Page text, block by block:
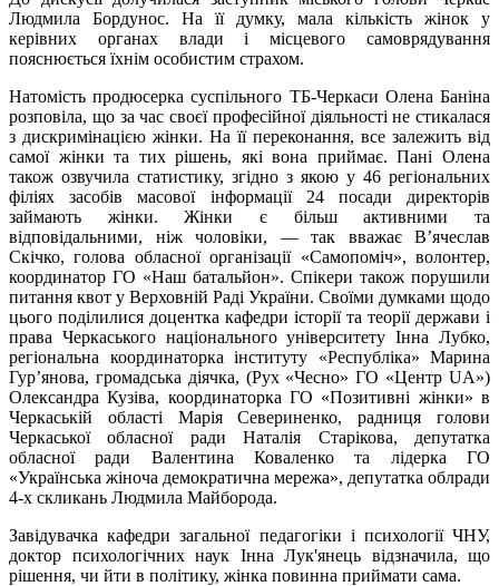
Людмила Бордунос. На її думку, мала кількість жінок у
керівних органах влади і місцевого самоврядування
пояснюється їхнім особистим страхом.
Натомість продюсерка суспільного ТБ-Черкаси Олена Баніна
розповіла, що за час своєї професійної діяльності не стикалася
з дискримінацією жінки. На її переконання, все залежить від
самої жінки та тих рішень, які вона приймає. Пані Олена
також озвучила статистику, згідно з якою у 46 регіональних
філіях засобів масової інформації 24 посади директорів
займають жінки. Жінки є більш активними та
відповідальними, ніж чоловіки, — так вважає В’ячеслав
Скічко, голова обласної організації «Самопоміч», волонтер,
координатор ГО «Наш батальйон». Спікери також порушили
питання квот у Верховній Раді України. Своїми думками щодо
цього поділилися доцентка кафедри історії та теорії держави і
права Черкаського національного університету Інна Лубко,
регіональна координаторка інституту «Республіка» Марина
Гур’янова, громадська діячка, (Рух «Чесно» ГО «Центр UA»)
Олександра Кузіва, координаторка ГО «Позитивні жінки» в
Черкаській області Марія Севериненко, радниця голови
Черкаської обласної ради Наталія Старікова, депутатка
обласної ради Валентина Коваленко та лідерка ГО
«Українська жіноча демократична мережа», депутатка облради
4-х скликань Людмила Майборода.
Завідувачка кафедри загальної педагогіки і психології ЧНУ,
доктор психологічних наук Інна Лук'янець відзначила, що
рішення, чи йти в політику, жінка повинна приймати сама.